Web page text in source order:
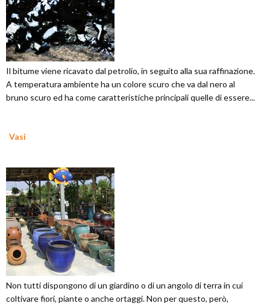
Il bitume viene ricavato dal petrolio, in seguito alla sua raffinazione.
A temperatura ambiente ha un colore scuro che va dal nero al
bruno scuro ed ha come caratteristiche principali quelle di essere...
Vasi
Non tutti dispongono di un giardino o di un angolo di terra in cui
coltivare fiori, piante o anche ortaggi. Non per questo, però,